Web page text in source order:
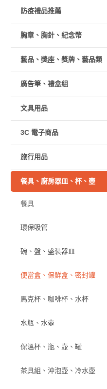
防疫禮品推薦
胸章、胸針、紀念幣
藝品、獎座、獎牌、藝品類
廣告筆、禮盒組
文具用品
3C 電子商品
旅行用品
餐具、廚房器皿、杯、壺
餐具
環保吸管
碗、盤、盛裝器皿
便當盒、保鮮盒、密封罐
馬克杯、咖啡杯、水杯
水瓶、水壺
保溫杯、瓶、壺、罐
茶具組、沖泡壺、冷水壺